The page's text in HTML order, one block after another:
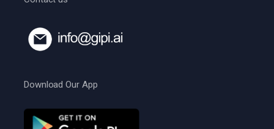
Download Our App